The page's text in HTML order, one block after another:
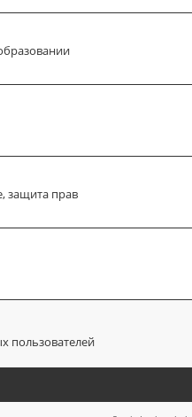
защита прав
пользователей